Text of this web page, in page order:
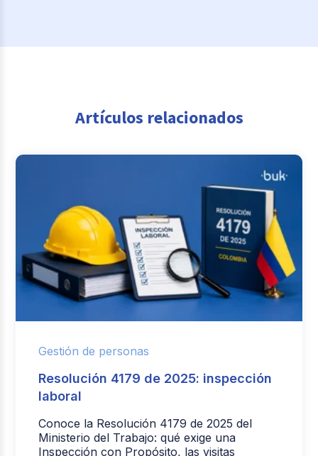
Artículos relacionados
Gestión de personas
Resolución 4179 de 2025: inspección
laboral
Conoce la Resolución 4179 de 2025 del
Ministerio del Trabajo: qué exige una
Inspección con Propósito, las visitas